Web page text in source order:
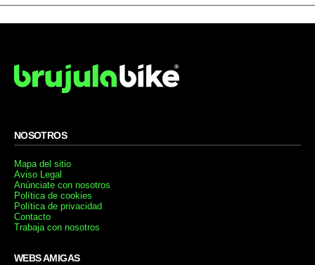
NOSOTROS
Mapa del sitio
Aviso Legal
Anúnciate con nosotros
Política de cookies
Política de privacidad
Contacto
Trabaja con nosotros
WEBS AMIGAS